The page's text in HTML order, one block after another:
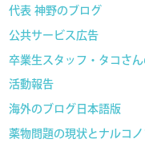
代表 神野のブログ
公共サービス広告
卒業生スタッフ・タコさ
活動報告
海外のブログ日本語版
薬物問題の現状とナルコ